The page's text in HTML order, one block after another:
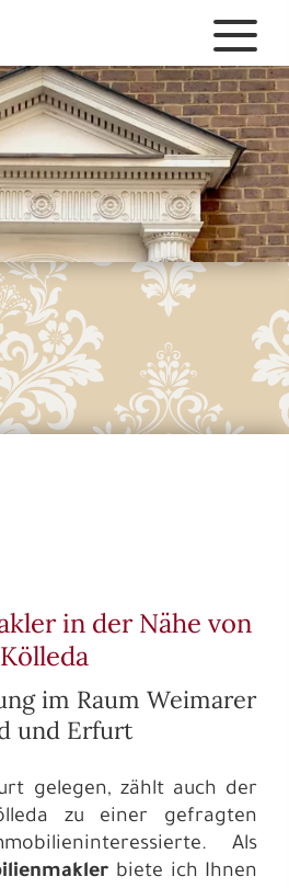
in der Nähe von
Kölleda
im Raum Weimarer
und Erfurt
gelegen, zählt auch der
zu einer gefragten
Als
biete ich Ihnen